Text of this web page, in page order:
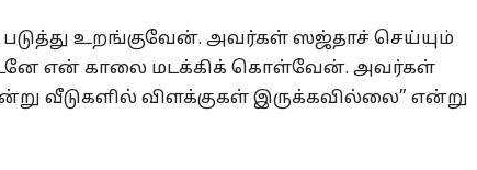
உறங்குவேன். அவர்கள் ஸஜ்தாச் செய்யும்
என் காலை மடக்கிக் கொள்வேன். அவர்கள்
வீடுகளில் விளக்குகள் இருக்கவில்லை” என்று